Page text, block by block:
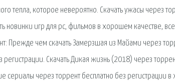
тепла, которое невероятно. Скачать ужасы через
новинки игр для pc, фильмов в хорошем качестве,
Прежде чем скачать Замерзшая из Майами через
Скачать Дикая жизнь (2018) через
сериалы через торрент бесплатно без регистрации